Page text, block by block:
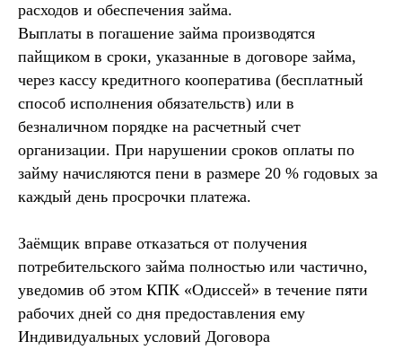
расходов и обеспечения займа.
Выплаты в погашение займа производятся
пайщиком в сроки, указанные в договоре займа,
через кассу кредитного кооператива (бесплатный
способ исполнения обязательств) или в
безналичном порядке на расчетный счет
организации. При нарушении сроков оплаты по
займу начисляются пени в размере 20 % годовых за
каждый день просрочки платежа.
Заёмщик вправе отказаться от получения
потребительского займа полностью или частично,
уведомив об этом КПК «Одиссей» в течение пяти
рабочих дней со дня предоставления ему
Индивидуальных условий Договора